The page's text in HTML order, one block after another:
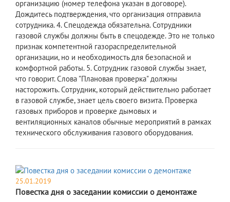
организацию (номер телефона указан в договоре).
Дождитесь подтверждения, что организация отправила
сотрудника. 4. Спецодежда обязательна. Сотрудники
газовой службы должны быть в спецодежде. Это не только
признак компетентной газораспределительной
организации, но и необходимость для безопасной и
комфортной работы. 5. Сотрудник газовой службы знает,
что говорит. Слова "Плановая проверка" должны
насторожить. Сотрудник, который действительно работает
в газовой службе, знает цель своего визита. Проверка
газовых приборов и проверке дымовых и
вентиляционных каналов обычные мероприятий в рамках
технического обслуживания газового оборудования.
25.01.2019
Повестка дня о заседании комиссии о демонтаже